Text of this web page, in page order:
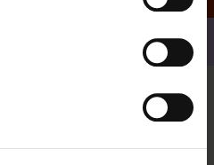
kiinnostaa